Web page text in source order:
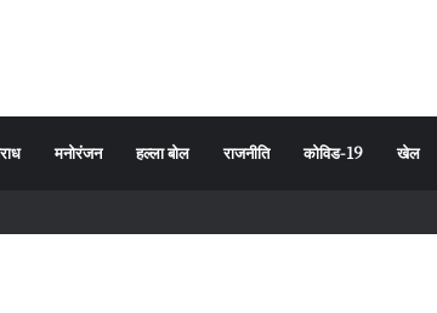
मनोरंजन हल्ला बोल राजनीति कोविड-19 खेल
को भ्रमित करने वाले उत्पाद अब नहीं बिकेंगे, पूरे उत्तराखंड में सघन जांच अभियान